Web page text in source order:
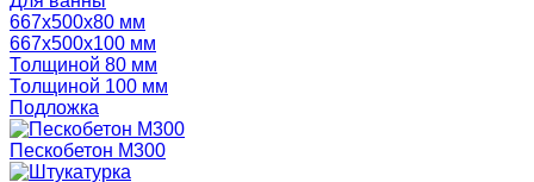
667х500х80 мм
667х500х100 мм
Толщиной 80 мм
Толщиной 100 мм
Подложка
Пескобетон М300